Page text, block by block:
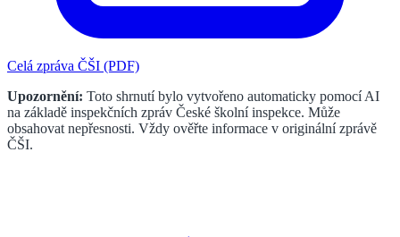
Celá zpráva ČŠI (PDF)
Upozornění: Toto shrnutí bylo vytvořeno automaticky pomocí AI
na základě inspekčních zpráv České školní inspekce. Může
obsahovat nepřesnosti. Vždy ověřte informace v originální zprávě
ČŠI.